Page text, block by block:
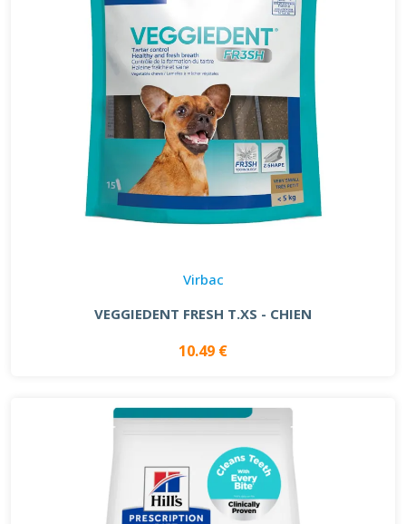
Virbac
VEGGIEDENT FRESH T.XS - CHIEN
10.49 €